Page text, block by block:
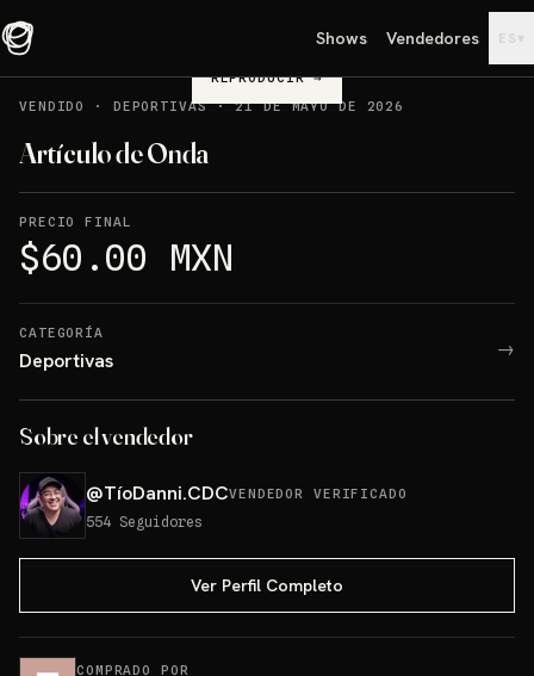
Shows Vendedores ES ▾
REPRODUCIR→
VENDIDO
· DEPORTIVAS·21 DE MAYO DE 2026
Artículo de Onda
PRECIO FINAL
$60.00 MXN
CATEGORÍA
Deportivas →
Sobre el vendedor
@TíoDanni.CDCVENDEDOR VERIFICADO
554 Seguidores
Ver Perfil Completo
COMPRADO POR